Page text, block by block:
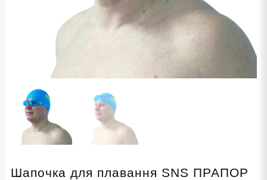
Шапочка для плавання SNS ПРАПОР